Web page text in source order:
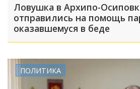
Ловушка в Архипо-
отправились на помощь
оказавшемуся в беде
ПОЛИТИКА